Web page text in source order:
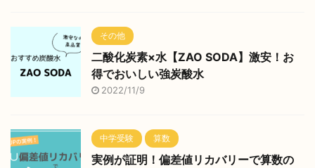
その他
二酸化炭素×水【ZAO SODA】激安！お
得でおいしい強炭酸水
2022/11/9
中学受験 算数
実例が証明！偏差値リカバリーで算数の